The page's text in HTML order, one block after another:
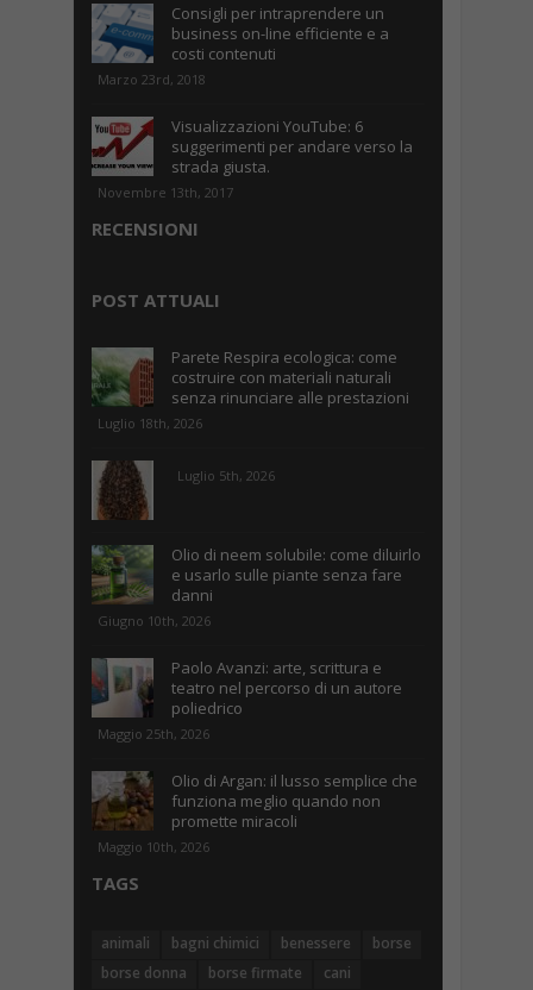
Consigli per intraprendere un
business on-line efficiente e a
costi contenuti
Marzo 23rd, 2018
Visualizzazioni YouTube: 6
suggerimenti per andare verso la
strada giusta.
Novembre 13th, 2017
RECENSIONI
POST ATTUALI
Parete Respira ecologica: come
costruire con materiali naturali
senza rinunciare alle prestazioni
Luglio 18th, 2026
Luglio 5th, 2026
Olio di neem solubile: come diluirlo
e usarlo sulle piante senza fare
danni
Giugno 10th, 2026
Paolo Avanzi: arte, scrittura e
teatro nel percorso di un autore
poliedrico
Maggio 25th, 2026
Olio di Argan: il lusso semplice che
funziona meglio quando non
promette miracoli
Maggio 10th, 2026
TAGS
animali bagni chimici benessere
borse
borse donna
borse firmate
cani